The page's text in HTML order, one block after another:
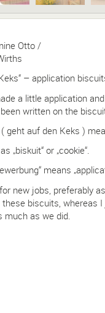
Otto /
– application
a little application
written on the
geht auf den Keks )
„biskuit“ or „cookie“.
means
new jobs, preferably
biscuits, whereas
much as we did.